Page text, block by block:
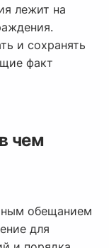
лежит на
и сохранять
факт
чем
обещанием
для